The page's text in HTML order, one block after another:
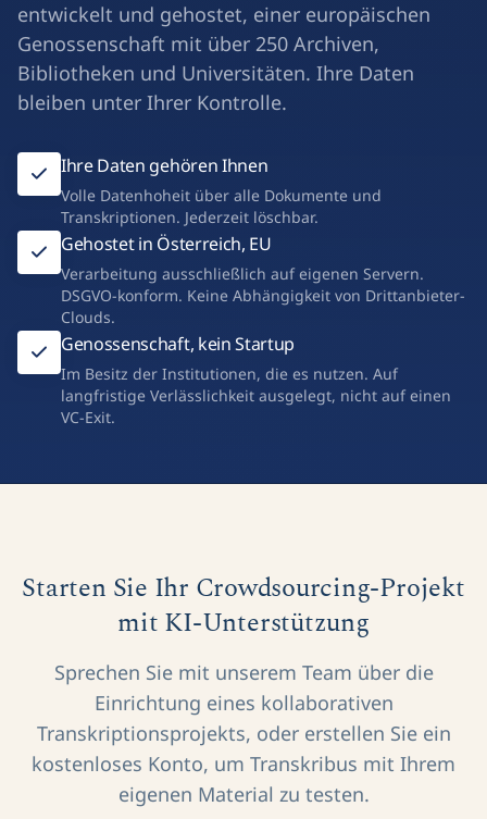
entwickelt und gehostet, einer europäischen
Genossenschaft mit über 250 Archiven,
Bibliotheken und Universitäten. Ihre Daten
bleiben unter Ihrer Kontrolle.
Ihre Daten gehören Ihnen
Volle Datenhoheit über alle Dokumente und
Transkriptionen. Jederzeit löschbar.
Gehostet in Österreich, EU
Verarbeitung ausschließlich auf eigenen Servern.
DSGVO-konform. Keine Abhängigkeit von Drittanbieter-
Clouds.
Genossenschaft, kein Startup
Im Besitz der Institutionen, die es nutzen. Auf
langfristige Verlässlichkeit ausgelegt, nicht auf einen
VC-Exit.
Starten Sie Ihr Crowdsourcing-Projekt
mit KI-Unterstützung
Sprechen Sie mit unserem Team über die
Einrichtung eines kollaborativen
Transkriptionsprojekts, oder erstellen Sie ein
kostenloses Konto, um Transkribus mit Ihrem
eigenen Material zu testen.